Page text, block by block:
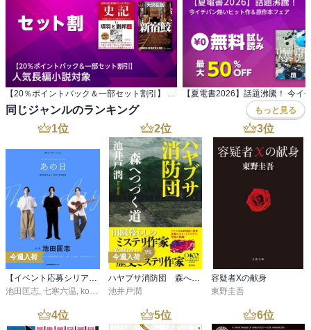
同じジャンルのランキング もっと見る
1位
今週入荷
【イベント応募シリアルコード付】池田匡志出演・オーディオフォトブック「あの日」SPECIAL EDITION（音声／動画付）
池田匡志, 七寒六温, konoko58 ,村崎キコ
2位
今週入荷
ハヤブサ消防団 森へつづく道
池井戸潤
3位
容疑者Xの献身
東野圭吾
4位 5位 6位